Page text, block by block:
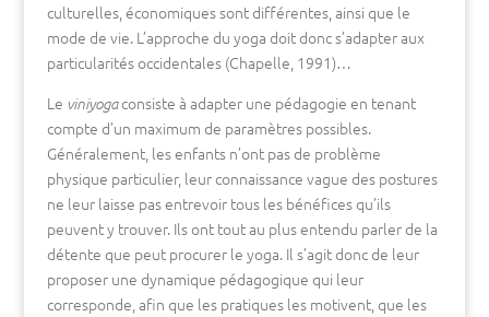
culturelles, économiques sont différentes, ainsi que le
mode de vie. L’approche du yoga doit donc s’adapter aux
particularités occidentales (Chapelle, 1991)…
Le viniyogaconsiste à adapter une pédagogie en tenant
compte d’un maximum de paramètres possibles.
Généralement, les enfants n’ont pas de problème
physique particulier, leur connaissance vague des postures
ne leur laisse pas entrevoir tous les bénéfices qu’ils
peuvent y trouver. Ils ont tout au plus entendu parler de la
détente que peut procurer le yoga. Il s’agit donc de leur
proposer une dynamique pédagogique qui leur
corresponde, afin que les pratiques les motivent, que les